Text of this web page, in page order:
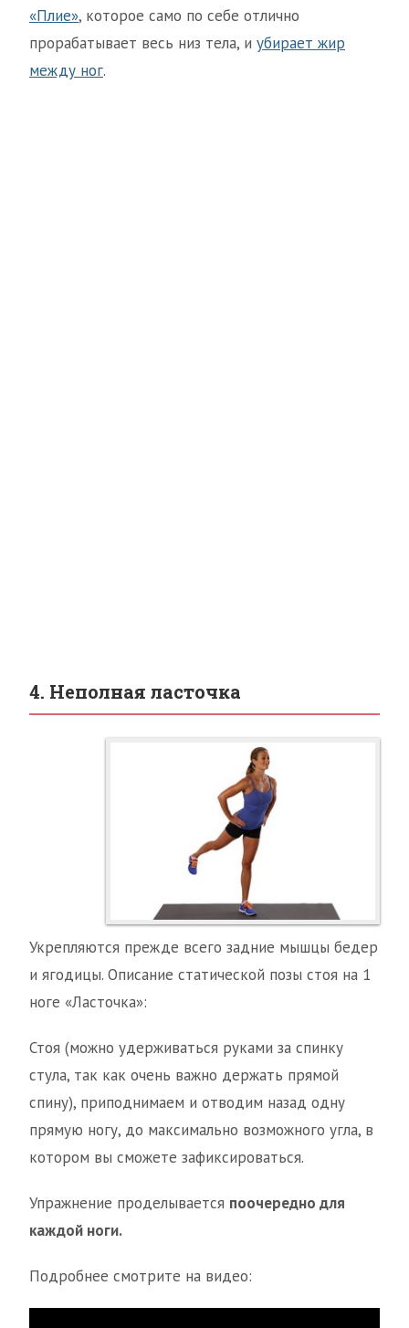
«Плие», которое само по себе отлично
прорабатывает весь низ тела, и убирает жир
между ног.
4. Неполная ласточка
Укрепляются прежде всего задние мышцы бедер
и ягодицы. Описание статической позы стоя на 1
ноге «Ласточка»:
Стоя (можно удерживаться руками за спинку
стула, так как очень важно держать прямой
спину), приподнимаем и отводим назад одну
прямую ногу, до максимально возможного угла, в
котором вы сможете зафиксироваться.
Упражнение проделывается поочередно для
каждой ноги.
Подробнее смотрите на видео: